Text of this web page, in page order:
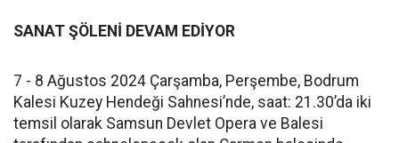
SANAT ŞÖLENİ DEVAM EDİYOR
7 - 8 Ağustos 2024 Çarşamba, Perşembe, Bodrum
Kalesi Kuzey Hendeği Sahnesi’nde, saat: 21.30’da iki
temsil olarak Samsun Devlet Opera ve Balesi